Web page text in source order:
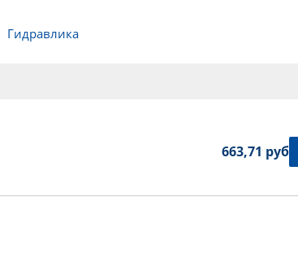
Гидравлика
663,71 руб.